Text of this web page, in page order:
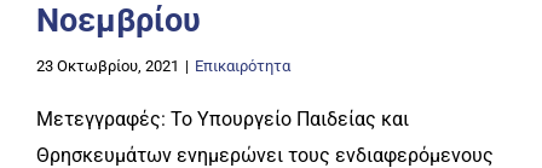
Νοεμβρίου
23 Οκτωβρίου, 2021 | Επικαιρότητα
Μετεγγραφές: Το Υπουργείο Παιδείας και
Θρησκευμάτων ενημερώνει τους ενδιαφερόμενους